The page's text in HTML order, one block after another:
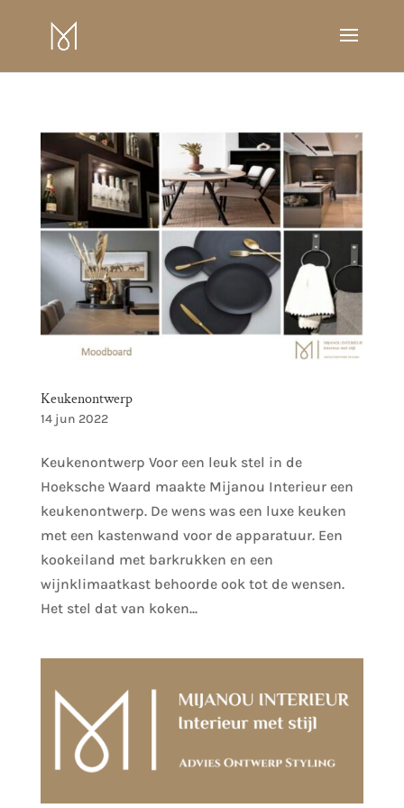
Keukenontwerp
14 jun 2022
Keukenontwerp Voor een leuk stel in de
Hoeksche Waard maakte Mijanou Interieur een
keukenontwerp. De wens was een luxe keuken
met een kastenwand voor de apparatuur. Een
kookeiland met barkrukken en een
wijnklimaatkast behoorde ook tot de wensen.
Het stel dat van koken...